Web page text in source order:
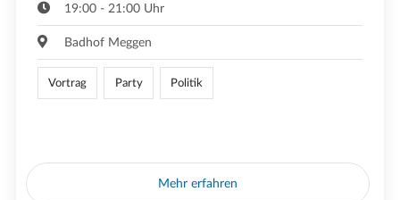
19:00 - 21:00 Uhr
Badhof Meggen
Vortrag Party Politik
Mehr erfahren